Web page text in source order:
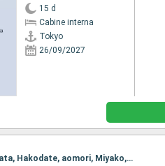
15 d
Cabine interna
Tokyo
26/09/2027
Itinerário : Tokyo, Kobe, kochi, Kagoshima, Fukuoka, Sokcho, Kanazawa, Sakata, Hakodate, aomori, Miyako, Tokyo